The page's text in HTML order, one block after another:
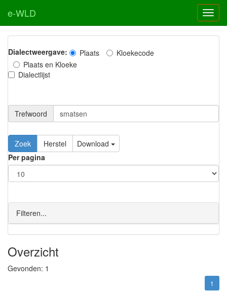
e-WLD
Dialectweergave: Plaats
Kloekecode
Plaats en Kloeke
Dialectlijst
Trefwoord
Download
Per pagina
Filteren...
Overzicht
Gevonden: 1
1